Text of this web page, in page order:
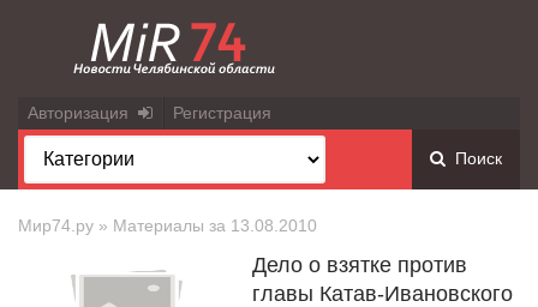
Авторизация Регистрация
Поиск
Мир74.ру » Материалы за 13.08.2010
Дело о взятке против
главы Катав-Ивановского